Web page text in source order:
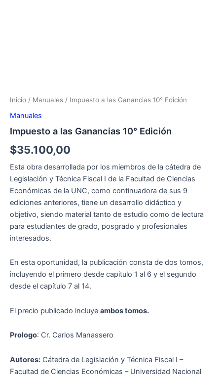
Inicio / Manuales / Impuesto a las Ganancias 10° Edición
Manuales
Impuesto a las Ganancias 10° Edición
$35.100,00
Esta obra desarrollada por los miembros de la cátedra de
Legislación y Técnica Fiscal I de la Facultad de Ciencias
Económicas de la UNC, como continuadora de sus 9
ediciones anteriores, tiene un desarrollo didáctico y
objetivo, siendo material tanto de estudio como de lectura
para estudiantes de grado, posgrado y profesionales
interesados.
En esta oportunidad, la publicación consta de dos tomos,
incluyendo el primero desde capitulo 1 al 6 y el segundo
desde el capítulo 7 al 14.
El precio publicado incluye ambos tomos.
Prologo: Cr. Carlos Manassero
Autores: Cátedra de Legislación y Técnica Fiscal I –
Facultad de Ciencias Económicas – Universidad Nacional